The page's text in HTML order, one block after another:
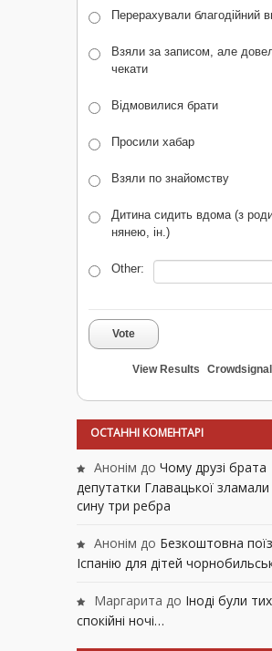
Перерахували благодійний
Взяли за записом, але
чекати
Відмовилися брати
Просили хабар
Взяли по знайомству
Дитина сидить вдома (з
нянею, ін.)
Other:
Vote
View Results
ОСТАННІ КОМЕНТАРІ
Анонім до Чому друзі брата
депутатки Главацької
сину три ребра
Анонім до Безкоштовна
Іспанію для дітей
Маргарита до Іноді були
спокійні ночі…